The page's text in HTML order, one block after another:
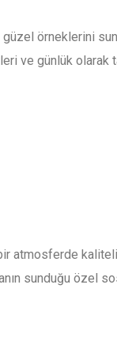
güzel örneklerini
ve günlük olarak
atmosferde
sunduğu özel